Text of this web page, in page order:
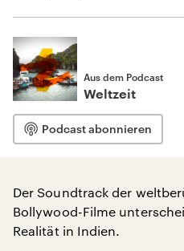
Aus dem Podcast
Weltzeit
Podcast abonnieren
Der Soundtrack der
Bollywood-Filme
Realität in Indien.